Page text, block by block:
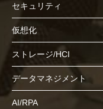
セキュリティ
仮想化
ストレージ/HCI
データマネジメント
AI/RPA